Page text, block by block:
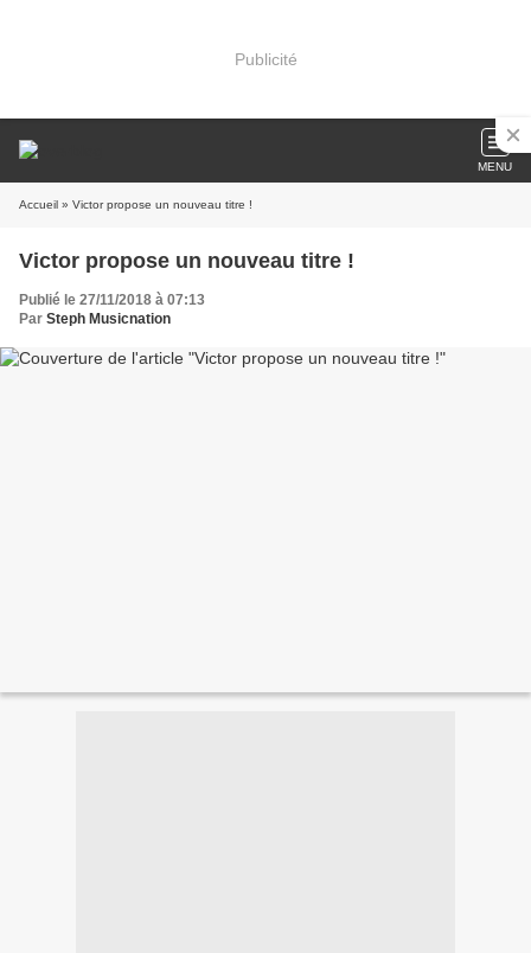
Publicité
MENU
Accueil » Victor propose un nouveau titre !
Victor propose un nouveau titre !
Publié le 27/11/2018 à 07:13
Par Steph Musicnation